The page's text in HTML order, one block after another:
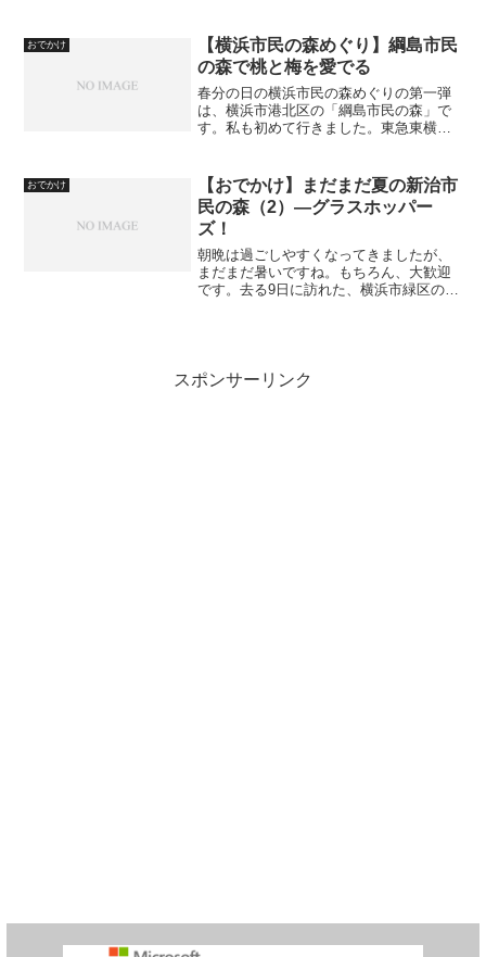
た。その割にはたいした収穫もなく、い
つもどおりのものを...
おでかけ
【横浜市民の森めぐり】綱島市民
の森で桃と梅を愛でる
春分の日の横浜市民の森めぐりの第一弾
は、横浜市港北区の「綱島市民の森」で
す。私も初めて行きました。東急東横線
はこちら。【横浜市民の森めぐり】春分
の日に横浜市民の森めぐ...
おでかけ
【おでかけ】まだまだ夏の新治市
民の森（2）—グラスホッパー
ズ！
朝晩は過ごしやすくなってきましたが、
まだまだ暑いですね。もちろん、大歓迎
です。去る9日に訪れた、横浜市緑区の新
スポンサーリンク